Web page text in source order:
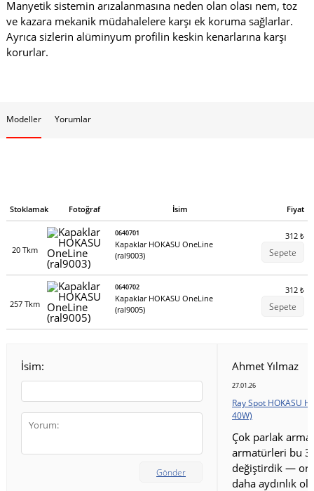
Manyetik sistemin arızalanmasına neden olan olası nem, toz
ve kazara mekanik müdahalelere karşı ek koruma sağlarlar.
Ayrıca sizlerin alüminyum profilin keskin kenarlarına karşı
korurlar.
Modeller Yorumlar
Stoklamak Fotoğraf İsim Fiyat
20 Tkm
0640701
Kapaklar HOKASU OneLine
(ral9003)
312₺
Sepete
257 Tkm
0640702
Kapaklar HOKASU OneLine
(ral9005)
312₺
Sepete
İsim:
Gönder
Ahmet Yılmaz
27.01.26
Ray Spot HOKASU
40W)
Çok parlak
armatürleri bu
değiştirdik —
daha aydınlık